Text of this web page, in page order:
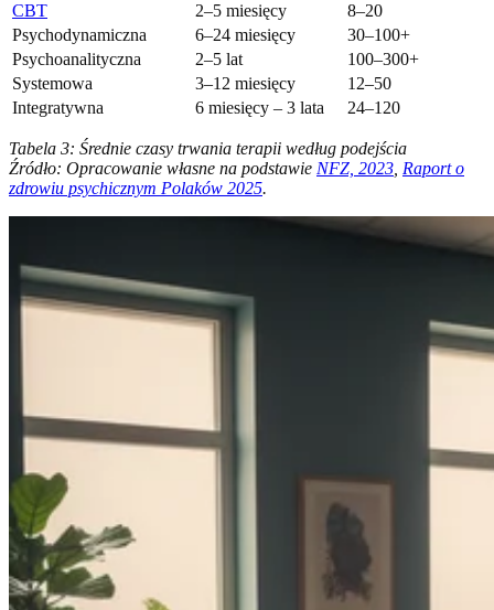
CBT
2–5 miesięcy
8–20
Psychodynamiczna
6–24 miesięcy
30–100+
Psychoanalityczna
2–5 lat
100–300+
Systemowa
3–12 miesięcy
12–50
Integratywna
6 miesięcy – 3 lata 24–120
Tabela 3: Średnie czasy trwania terapii według podejścia
Źródło: Opracowanie własne na podstawie NFZ, 2023 Raport o
zdrowiu psychicznym Polaków 2025.